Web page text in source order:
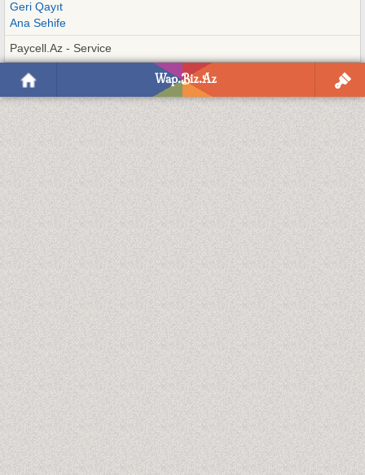
Geri Qayıt
Ana Sehife
Paycell.Az - Service
Wap.Biz.Az